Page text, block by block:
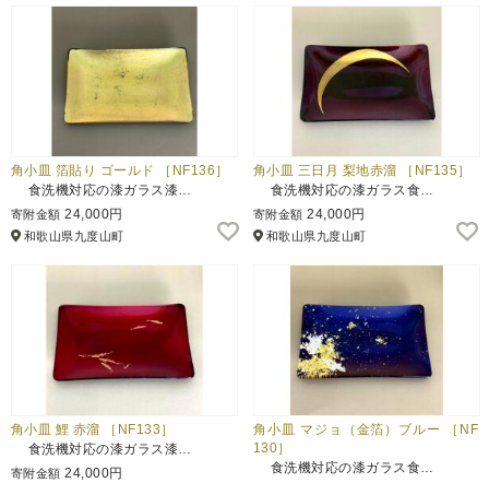
角小皿 箔貼り ゴールド ［NF136］
食洗機対応の漆ガラス漆…
寄附金額 24,000円
和歌山県九度山町
角小皿 三日月 梨地赤溜 ［NF135］
食洗機対応の漆ガラス食…
寄附金額 24,000円
和歌山県九度山町
角小皿 鯉 赤溜 ［NF133］
食洗機対応の漆ガラス漆…
寄附金額 24,000円
角小皿 マジョ（金箔）ブルー ［NF
130］
食洗機対応の漆ガラス食…